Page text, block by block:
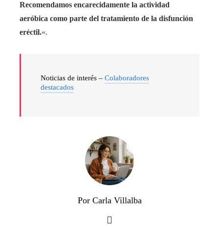
Recomendamos encarecidamente la actividad
aeróbica como parte del tratamiento de la disfunción
eréctil.«.
Noticias de interés – Colaboradores
destacados
Por Carla Villalba